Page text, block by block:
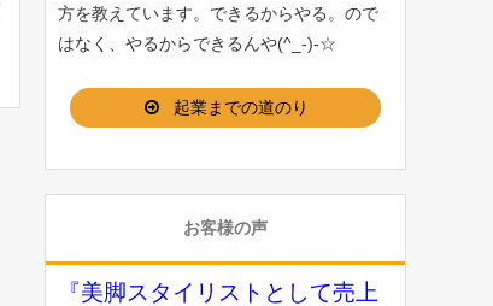
方を教えています。できるからやる。ので
はなく、やるからできるんや(^_-)-☆
起業までの道のり
お客様の声
『美脚スタイリストとして売上